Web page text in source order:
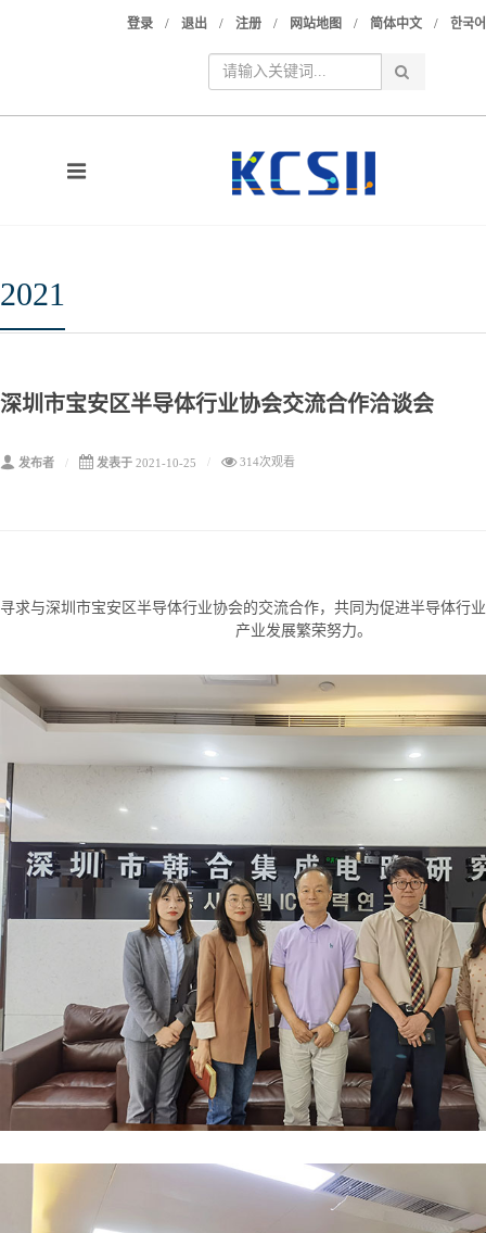
登录 / 退出 / 注册 / 网站地图 / 简体中文 / 한국어
2021
深圳市宝安区半导体行业协会交流合作洽谈会
发布者 发表于 2021-10-25 314次观看
寻求与深圳市宝安区半导体行业协会的交流合作，共同为促进半导体行
产业发展繁荣努力。